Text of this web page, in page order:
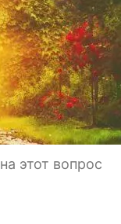
этот вопрос